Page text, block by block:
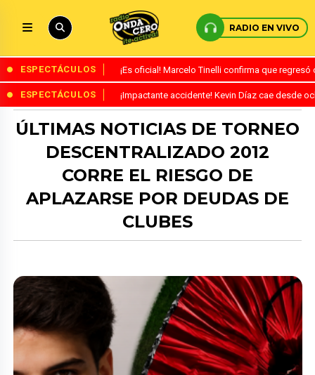
RADIO EN VIVO
ESPECTÁCULOS ¡Es oficial! Marcelo Tinelli confirma que
ESPECTÁCULOS ¡Impactante accidente! Kevin Díaz cae desde
ÚLTIMAS NOTICIAS DE TORNEO
DESCENTRALIZADO 2012
CORRE EL RIESGO DE
APLAZARSE POR DEUDAS DE
CLUBES